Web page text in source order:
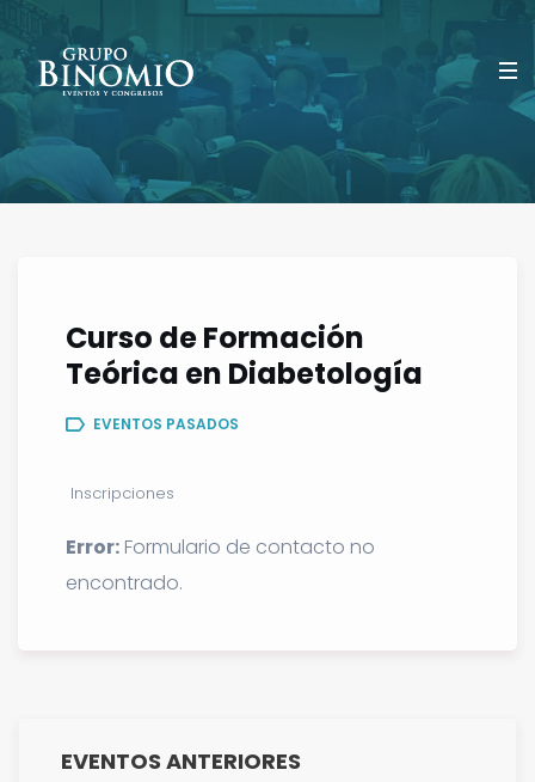
Curso de Formación
Teórica en Diabetología
EVENTOS PASADOS
Inscripciones
Error: Formulario de contacto no
encontrado.
EVENTOS ANTERIORES